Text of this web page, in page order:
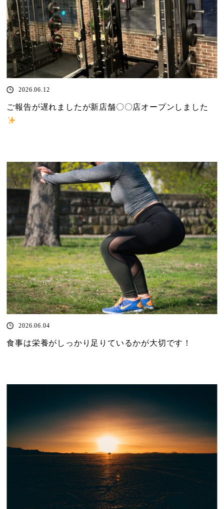
2026.06.12
ご報告が遅れましたが新店舗〇〇店オープンしました
2026.06.04
食事は栄養がしっかり足りているかが大切です！